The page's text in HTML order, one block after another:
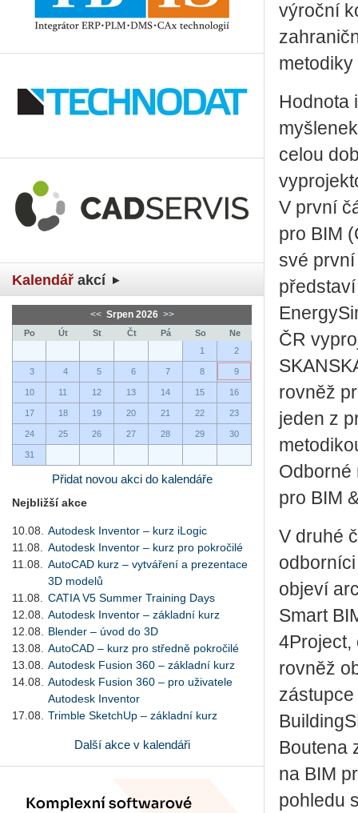
Kalendář akcí
<< Srpen 2026 >>
Po Út St Čt Pá So
Ne
1
2
3 4 5 6 7 8 9
10 11 12 13 14 15 16
17 18 19 20 21 22 23
24 25 26 27 28 29 30
31
Přidat novou akci do kalendáře
Nejbližší akce
10.08.
Autodesk Inventor – kurz iLogic
11.08.
Autodesk Inventor – kurz pro pokročilé
11.08.
AutoCAD kurz – vytváření a prezentace
3D modelů
11.08.
CATIA V5 Summer Training Days
12.08.
Autodesk Inventor – základní kurz
12.08.
Blender – úvod do 3D
13.08.
AutoCAD – kurz pro středně pokročilé
13.08.
Autodesk Fusion 360 – základní kurz
14.08.
Autodesk Fusion 360 – pro uživatele
Autodesk Inventor
17.08.
Trimble SketchUp – základní kurz
Další akce v kalendáři
výroční
Hodnota
celou
V první
pro BIM
své
ČR
rovněž
jeden z
Odborné
pro BIM
V druhé
objeví
Smart
4Project,
rovněž
Boutena
na BIM
pohledu